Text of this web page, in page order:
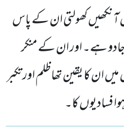
آنکھیں کھولتی ان کے پاس
ہے۔ اور ان کے منکر
ان کا یقین تھاظلم اور تکبر
فسادیوں کا۔